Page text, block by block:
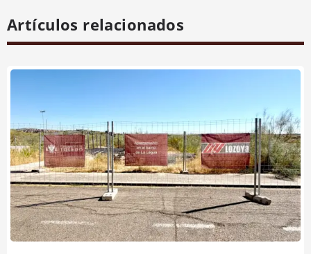
Artículos relacionados